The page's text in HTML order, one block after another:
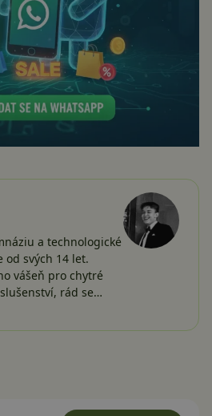
a technologické
od svých 14 let.
vášeň pro chytré
rád se…